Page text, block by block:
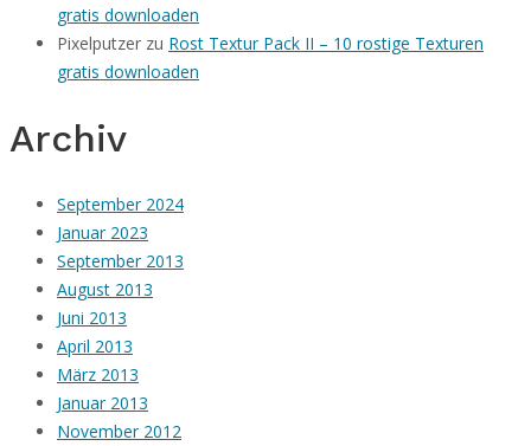
gratis downloaden
Pixelputzer zu Rost Textur Pack II – 10 rostige Texturen
gratis downloaden
Archiv
September 2024
Januar 2023
September 2013
August 2013
Juni 2013
April 2013
März 2013
Januar 2013
November 2012